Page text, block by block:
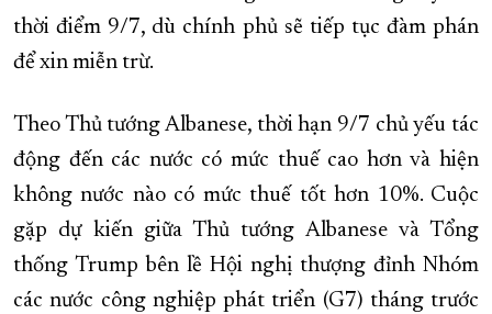
thời điểm 9/7, dù chính phủ sẽ tiếp tục đàm phán
để xin miễn trừ.
Theo Thủ tướng Albanese, thời hạn 9/7 chủ yếu tác
động đến các nước có mức thuế cao hơn và hiện
không nước nào có mức thuế tốt hơn 10%. Cuộc
gặp dự kiến giữa Thủ tướng Albanese và Tổng
thống Trump bên lề Hội nghị thượng đỉnh Nhóm
các nước công nghiệp phát triển (G7) tháng trước